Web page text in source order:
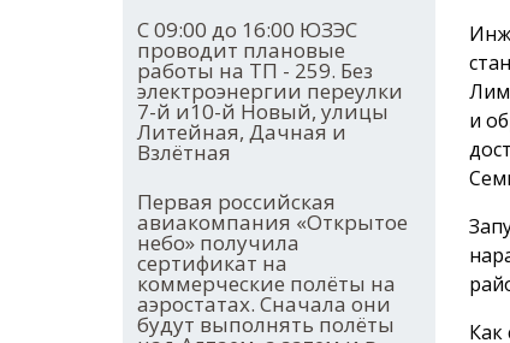
С 09:00 до 16:00 ЮЗЭС
проводит плановые
работы на ТП - 259. Без
электроэнергии переулки
7-й и10-й Новый, улицы
Литейная, Дачная и
Взлётная
Первая российская
авиакомпания «Открытое
небо» получила
сертификат на
коммерческие полёты на
аэростатах. Сначала они
будут выполнять полёты
и
Как